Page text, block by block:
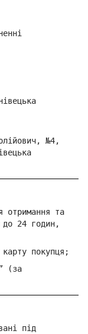
№4,
отримання та
до 24 годин,
покупця;
(за
під